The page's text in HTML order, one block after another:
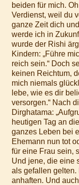
beiden für mich.
Verdienst, weil du
ganze Zeit dich
werde ich in
wurde der Rishi
Kindern: „Führe
reich sein.“ Doch
keinen Reichtum,
mich niemals
lebe, wie es dir
versorgen.“ Nach
Dirghatama:
heutigen Tag an
ganzes Leben bei
Ehemann nun tot
für eine Frau sein,
Und jene, die eine
als gefallen
anhaften. Und